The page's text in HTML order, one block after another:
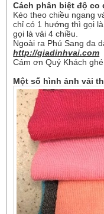
Cách phân biệt độ co
Kéo theo chiều ngang
chỉ có 1 hướng thì gọi
gọi là vải 4 chiều.
Ngoài ra Phú Sang đa
http://giadinhvai.com
Cám ơn Quý Khách
Một số hình ảnh vải